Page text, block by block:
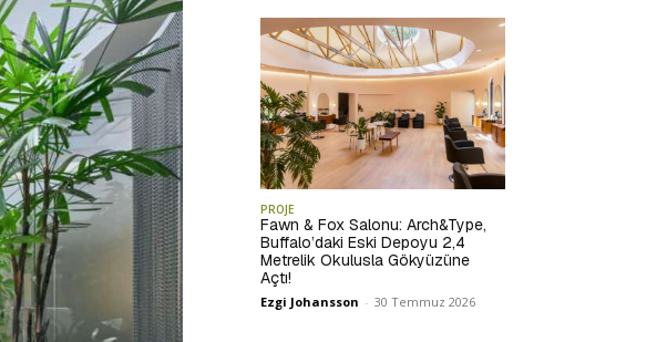
PROJE
Fawn & Fox Salonu: Arch&Type,
Buffalo’daki Eski Depoyu 2,4
Metrelik Okulusla Gökyüzüne
Açtı!
Ezgi Johansson - 30 Temmuz 2026